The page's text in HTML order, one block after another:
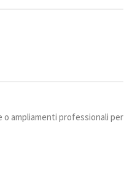
o ampliamenti professionali per